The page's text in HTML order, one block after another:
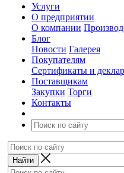
Услуги
О предприятии
О компании
Блог
Новости Галерея
Покупателям
Сертификаты и
Поставщикам
Закупки Торги
Контакты